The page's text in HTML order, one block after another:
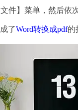
】菜单，然后依
了Word转换成pdf的